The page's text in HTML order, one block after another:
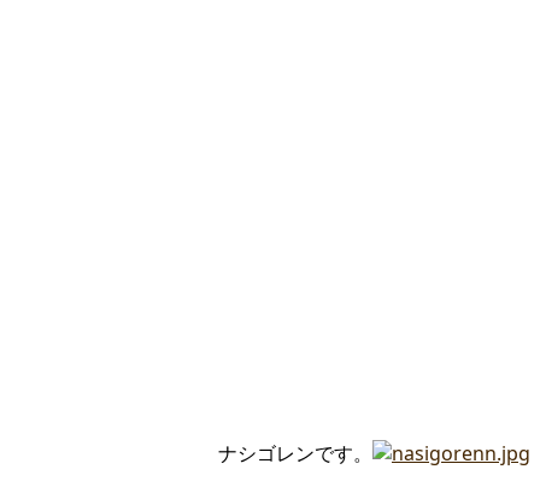
ナシゴレンです。